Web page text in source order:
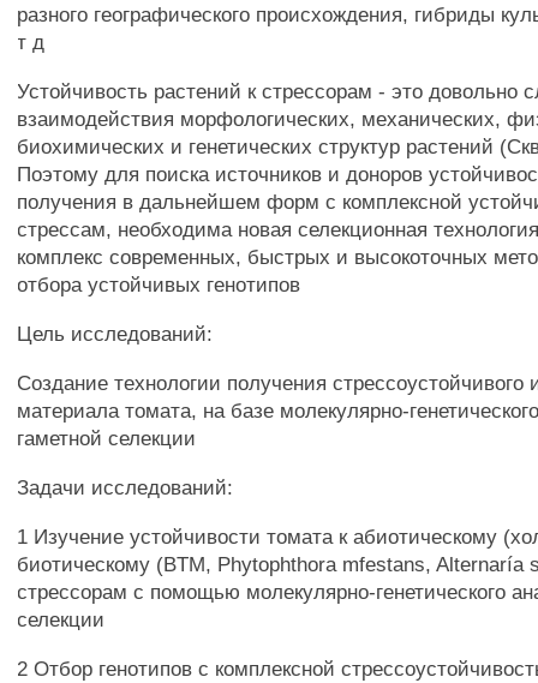
разного географического происхождения, гибриды
т д
Устойчивость растений к стрессорам - это довольно
взаимодействия морфологических, механических,
биохимических и генетических структур растений
Поэтому для поиска источников и доноров
получения в дальнейшем форм с комплексной
стрессам, необходима новая селекционная
комплекс современных, быстрых и высокоточных
отбора устойчивых генотипов
Цель исследований:
Создание технологии получения стрессоустойчивого
материала томата, на базе молекулярно-
гаметной селекции
Задачи исследований:
1 Изучение устойчивости томата к абиотическому
биотическому (BTM, Phytophthora mfestans, Alternaría
стрессорам с помощью молекулярно-генетического
селекции
2 Отбор генотипов с комплексной